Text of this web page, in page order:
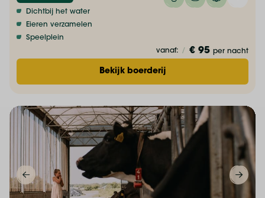
Dichtbij het water
Eieren verzamelen
Speelplein
vanaf: / € 95 per nacht
Bekijk boerderij